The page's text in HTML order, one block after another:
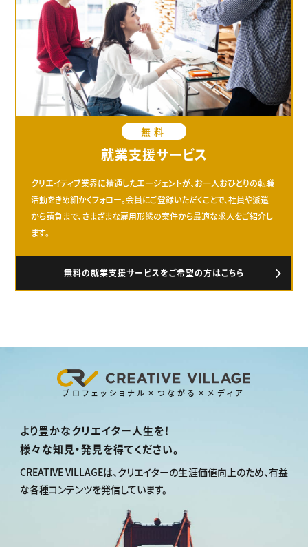
無料
就業支援サービス
クリエイティブ業界に精通したエージェントが、お一人おひとりの転職
活動をきめ細かくフォロー。会員にご登録いただくことで、社員や派遣
から請負まで、さまざまな雇用形態の案件から最適な求人をご紹介し
ます。
無料の就業支援サービスをご希望の方はこちら
プロフェッショナル×つながる×メディア
より豊かなクリエイター人生を！
様々な知見・発見を得てください。
CREATIVE VILLAGEは、 クリエイターの生涯価値向上のため、有益
な各種コンテンツを発信しています。